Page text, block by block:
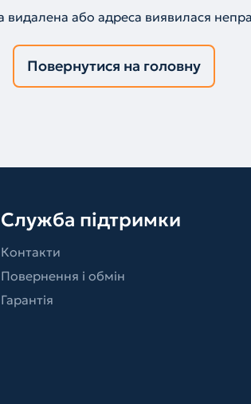
видалена або адреса виявилася
Повернутися на головну
Служба підтримки
Контакти
Повернення і обмін
Гарантія